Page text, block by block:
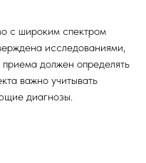
с широким спектром
исследованиями,
должен определять
важно учитывать
диагнозы.